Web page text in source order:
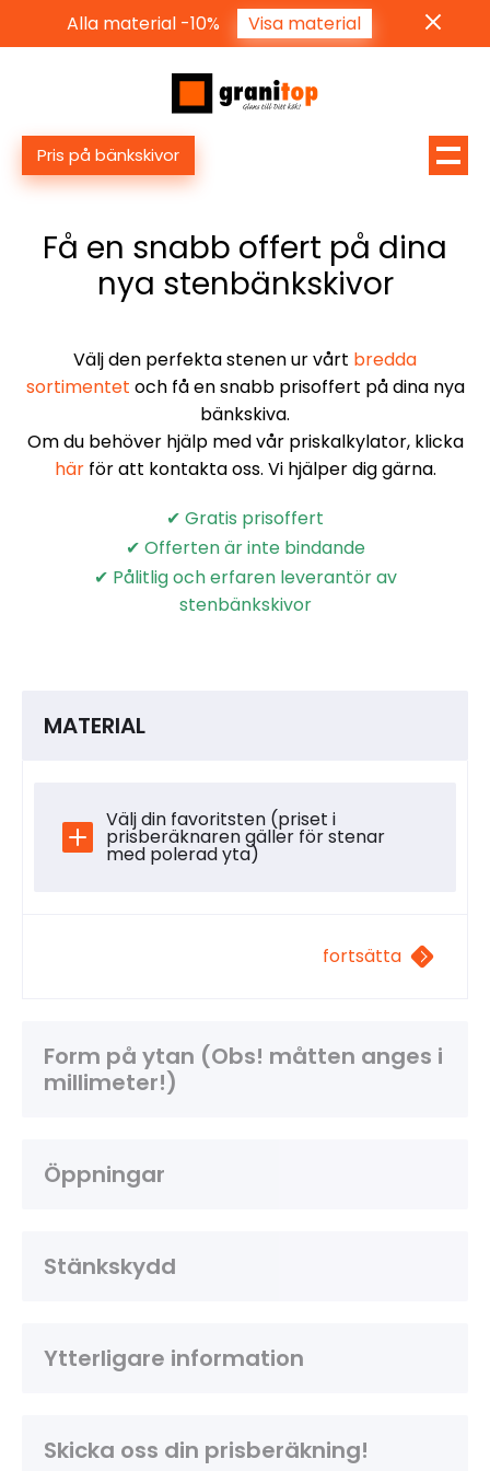
Alla material -10% Visa material
Pris på bänkskivor
Få en snabb offert på dina
nya stenbänkskivor
Välj den perfekta stenen ur vårt bredda
sortimentet och få en snabb prisoffert på dina nya
bänkskiva.
Om du behöver hjälp med vår priskalkylator, klicka
härför att kontakta oss. Vi hjälper dig gärna.
✔ Gratis prisoffert
✔ Offerten är inte bindande
✔ Pålitlig och erfaren leverantör av
stenbänkskivor
MATERIAL
Välj din favoritsten (priset i
prisberäknaren gäller för stenar
med polerad yta)
fortsätta
Form på ytan (Obs! måtten anges i
millimeter!)
Öppningar
Stänkskydd
Ytterligare information
Skicka oss din prisberäkning!